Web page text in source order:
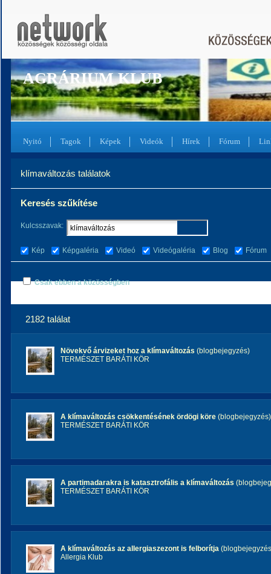
AGRÁRIUM KLUB
Nyitó Tagok Képek Videók Hírek Fórum
klímaváltozás találatok
Keresés szűkítése
Kulcsszavak:
Kép Képgaléria Videó Videógaléria Blog Fórum
Csak ebben a közösségben
2182 találat
Növekvő árvizeket hoz a klímaváltozás (blogbejegyzés)
TERMÉSZET BARÁTI KÖR
A klímaváltozás csökkentésének ördögi köre (blogbejegyzés)
TERMÉSZET BARÁTI KÖR
A partimadarakra is katasztrofális a klímaváltozás
TERMÉSZET BARÁTI KÖR
A klímaváltozás az allergiaszezont is felborítja
Allergia Klub